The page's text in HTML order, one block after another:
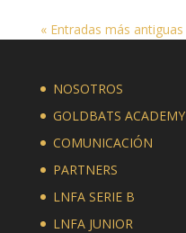
« Entradas más antiguas
NOSOTROS
GOLDBATS ACADEMY
COMUNICACIÓN
PARTNERS
LNFA SERIE B
LNFA JUNIOR